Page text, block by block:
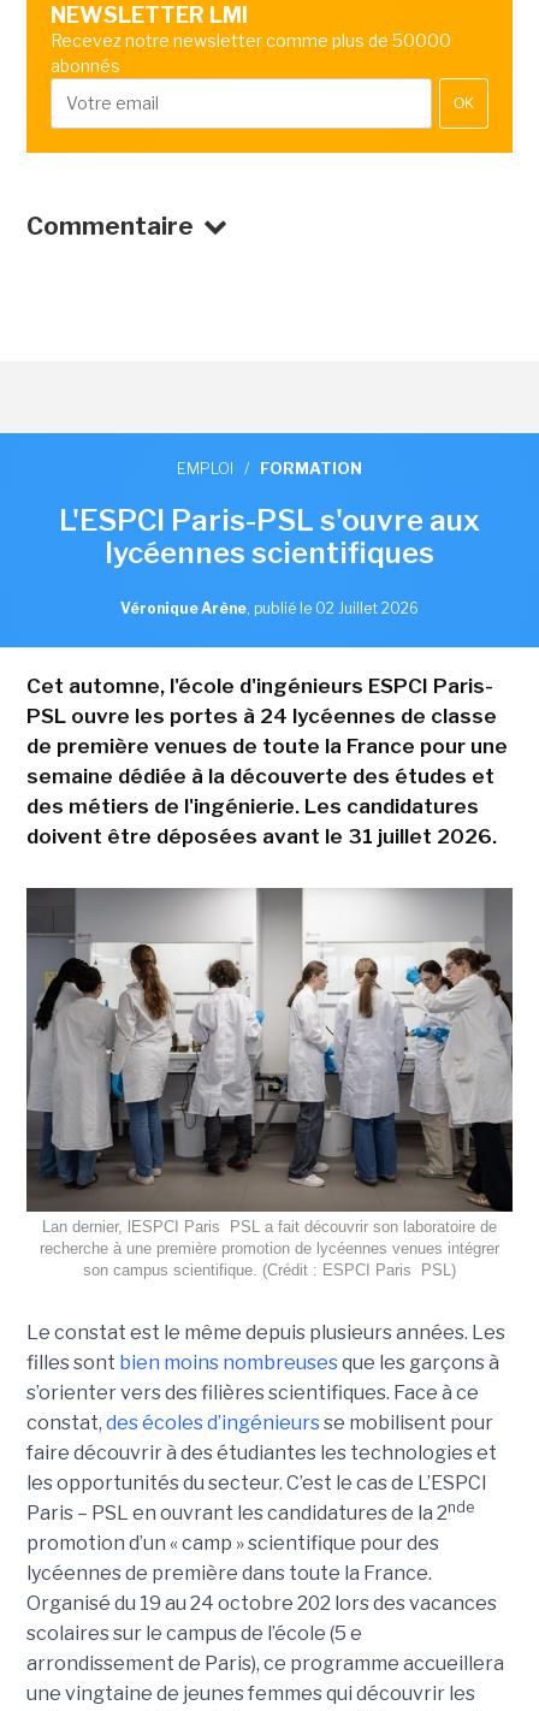
NEWSLETTER LMI
Recevez notre newsletter comme plus de 50000
abonnés
OK
Commentaire
EMPLOI / FORMATION
L'ESPCI Paris-PSL s'ouvre aux
lycéennes scientifiques
Véronique Arène, publié le 02 Juillet 2026
Cet automne, l'école d'ingénieurs ESPCI Paris-
PSL ouvre les portes à 24 lycéennes de classe
de première venues de toute la France pour une
semaine dédiée à la découverte des études et
des métiers de l'ingénierie. Les candidatures
doivent être déposées avant le 31 juillet 2026.
Lan dernier, lESPCI Paris  PSL a fait découvrir son laboratoire de
recherche à une première promotion de lycéennes venues intégrer
son campus scientifique. (Crédit : ESPCI Paris  PSL)
Le constat est le même depuis plusieurs années. Les
filles sont bien moins nombreusesque les garçons à
s’orienter vers des filières scientifiques. Face à ce
constat, des écoles d’ingénieursse mobilisent pour
faire découvrir à des étudiantes les technologies et
les opportunités du secteur. C’est le cas de L’ESPCI
Paris – PSL en ouvrant les candidatures de la 2nde
promotion d’un « camp » scientifique pour des
lycéennes de première dans toute la France.
Organisé du 19 au 24 octobre 202 lors des vacances
scolaires sur le campus de l’école (5 e
arrondissement de Paris), ce programme accueillera
une vingtaine de jeunes femmes qui découvrir les